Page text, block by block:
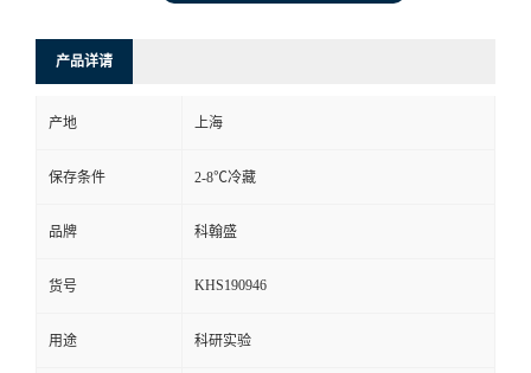
产品详请
产地 上海
保存条件 2-8℃冷藏
品牌 科翰盛
货号 KHS190946
用途 科研实验